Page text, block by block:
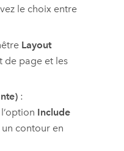
le choix entre
Layout
page et les
:
Include
contour en